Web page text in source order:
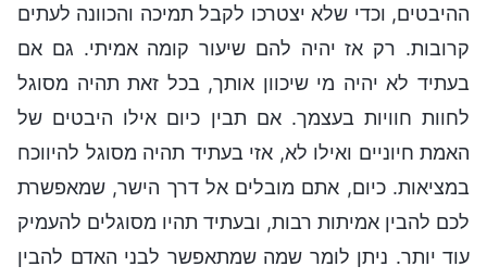
ההיבטים, וכדי שלא יצטרכו לקבל תמיכה והכוונה לעתים
קרובות. רק אז יהיה להם שיעור קומה אמיתי. גם אם
בעתיד לא יהיה מי שיכוון אותך, בכל זאת תהיה מסוגל
לחוות חוויות בעצמך. אם תבין כיום אילו היבטים של
האמת חיוניים ואילו לא, אזי בעתיד תהיה מסוגל להיווכח
במציאות. כיום, אתם מובלים אל דרך הישר, שמאפשרת
לכם להבין אמיתות רבות, ובעתיד תהיו מסוגלים להעמיק
עוד יותר. ניתן לומר שמה שמתאפשר לבני האדם להבין